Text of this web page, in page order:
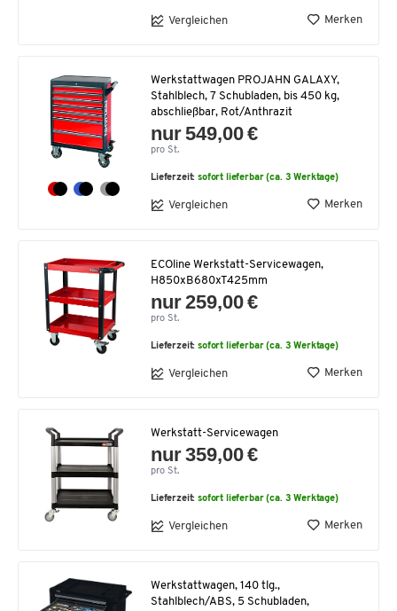
Vergleichen Merken
Werkstattwagen PROJAHN GALAXY,
Stahlblech, 7 Schubladen, bis 450 kg,
abschließbar, Rot/Anthrazit
nur 549,00 €
pro St.
Lieferzeit:sofort lieferbar (ca. 3 Werktage)
Vergleichen Merken
ECOline Werkstatt-Servicewagen,
H850xB680xT425mm
nur 259,00 €
pro St.
Lieferzeit:sofort lieferbar (ca. 3 Werktage)
Vergleichen Merken
Werkstatt-Servicewagen
nur 359,00 €
pro St.
Lieferzeit:sofort lieferbar (ca. 3 Werktage)
Vergleichen Merken
Werkstattwagen, 140 tlg.,
Stahlblech/ABS, 5 Schubladen,